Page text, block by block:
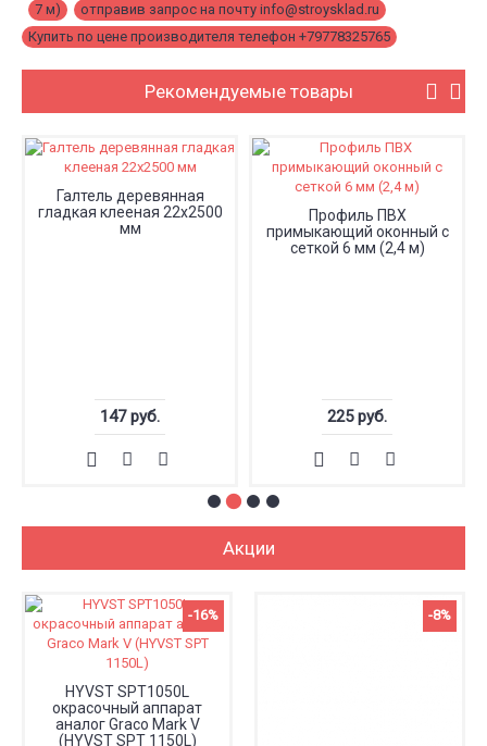
7 м) отправив запрос на почту info@stroysklad.ru
Купить по цене производителя телефон +79778325765
Рекомендуемые товары
Галтель деревянная
гладкая клееная 22х2500
мм
147 руб.
Профиль ПВХ
примыкающий оконный с
сеткой 6 мм (2,4 м)
225 руб.
Акции
-16%
HYVST SPT1050L
окрасочный аппарат
аналог Graco Mark V
(HYVST SPT 1150L)
-8%